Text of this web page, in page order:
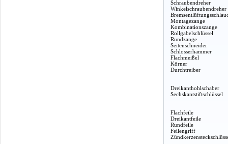
Schraubendreher
Winkelschraubendreher
Montagezange
Kombinationszange
Rollgabelschlüssel
Rundzange
Seitenschneider
Schlosserhammer
Flachmeißel
Körner
Durchtreiber
Dreikanthohlschaber
Sechskantstiftschlüssel
Flachfeile
Dreikantfeile
Rundfeile
Feilengriff